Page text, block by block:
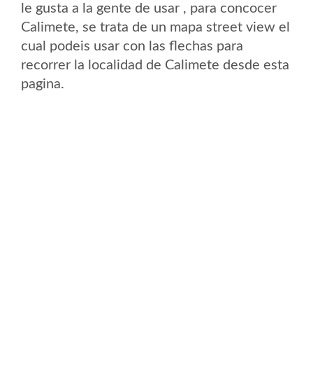
le gusta a la gente de usar , para concocer
Calimete, se trata de un mapa street view el
cual podeis usar con las flechas para
recorrer la localidad de Calimete desde esta
pagina.